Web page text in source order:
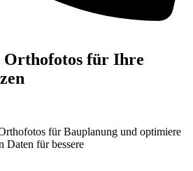
Orthofotos für Ihre